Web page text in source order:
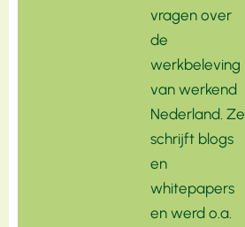
vragen over
de
werkbeleving
van werkend
Nederland. Ze
schrijft blogs
en
whitepapers
en werd o.a.